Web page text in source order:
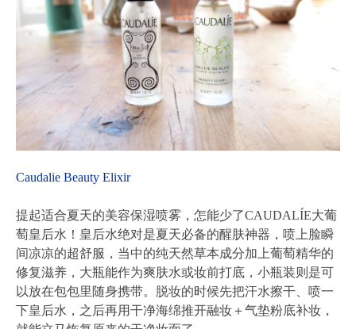
Caudalie Beauty Elixir
提起适合夏天的美容保湿喷雾，怎能少了CAUDALÍE大葡
萄皇后水！皇后水绝对是夏天必备的醒肤神器，喷上脸瞬
间凉凉的超舒服，当中的纯天然草本成分加上葡萄精华的
修复滋养，大瓶能作为爽肤水或妆前打底，小瓶装则是可
以放在包包里随身携带。脱妆的时候先把汗水擦干、喷一
下皇后水，之后再用干净海绵推开融妆＋气垫粉底补妆，